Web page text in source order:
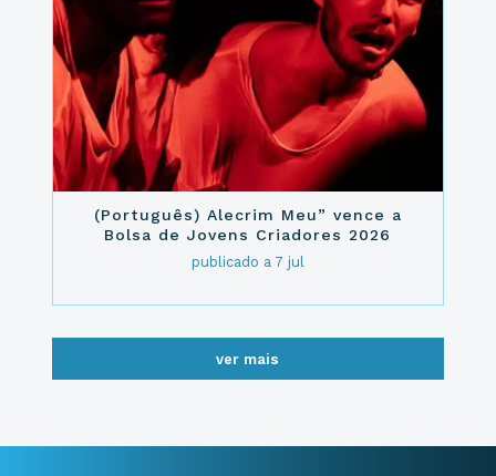
(Português) Alecrim Meu” vence a
Bolsa de Jovens Criadores 2026
publicado a 7 jul
ver mais